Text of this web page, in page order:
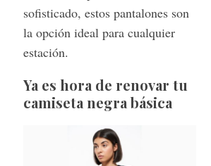
sofisticado, estos pantalones son
la opción ideal para cualquier
estación.
Ya es hora de renovar tu
camiseta negra básica